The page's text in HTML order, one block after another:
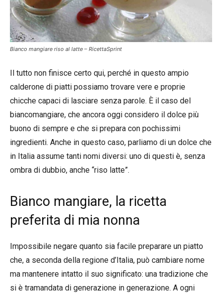
Bianco mangiare riso al latte – RicettaSprint
Il tutto non finisce certo qui, perché in questo ampio
calderone di piatti possiamo trovare vere e proprie
chicche capaci di lasciare senza parole. È il caso del
biancomangiare, che ancora oggi considero il dolce più
buono di sempre e che si prepara con pochissimi
ingredienti. Anche in questo caso, parliamo di un dolce che
in Italia assume tanti nomi diversi: uno di questi è, senza
ombra di dubbio, anche “riso latte”.
Bianco mangiare, la ricetta
preferita di mia nonna
Impossibile negare quanto sia facile preparare un piatto
che, a seconda della regione d’Italia, può cambiare nome
ma mantenere intatto il suo significato: una tradizione che
si è tramandata di generazione in generazione. A ogni